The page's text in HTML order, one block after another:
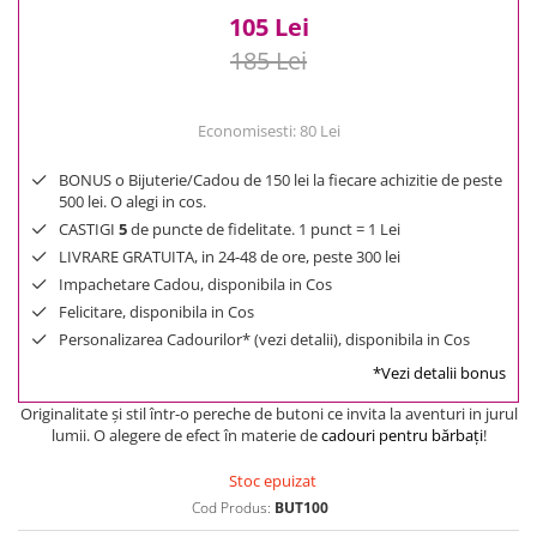
105 Lei
185 Lei
Economisesti:80 Lei
BONUS o Bijuterie/Cadou de 150 lei la fiecare achizitie de peste
500 lei. O alegi in cos.
CASTIGI 5de puncte de fidelitate. 1 punct = 1 Lei
LIVRARE GRATUITA, in 24-48 de ore, peste 300 lei
Impachetare Cadou, disponibila in Cos
Felicitare, disponibila in Cos
Personalizarea Cadourilor* (vezi detalii), disponibila in Cos
*Vezi detalii bonus
Originalitate şi stil într-o pereche de butoni ce invita la aventuri in jurul
lumii. O alegere de efect în materie decadouri pentru bărbaţi!
Stoc epuizat
Cod Produs: BUT100